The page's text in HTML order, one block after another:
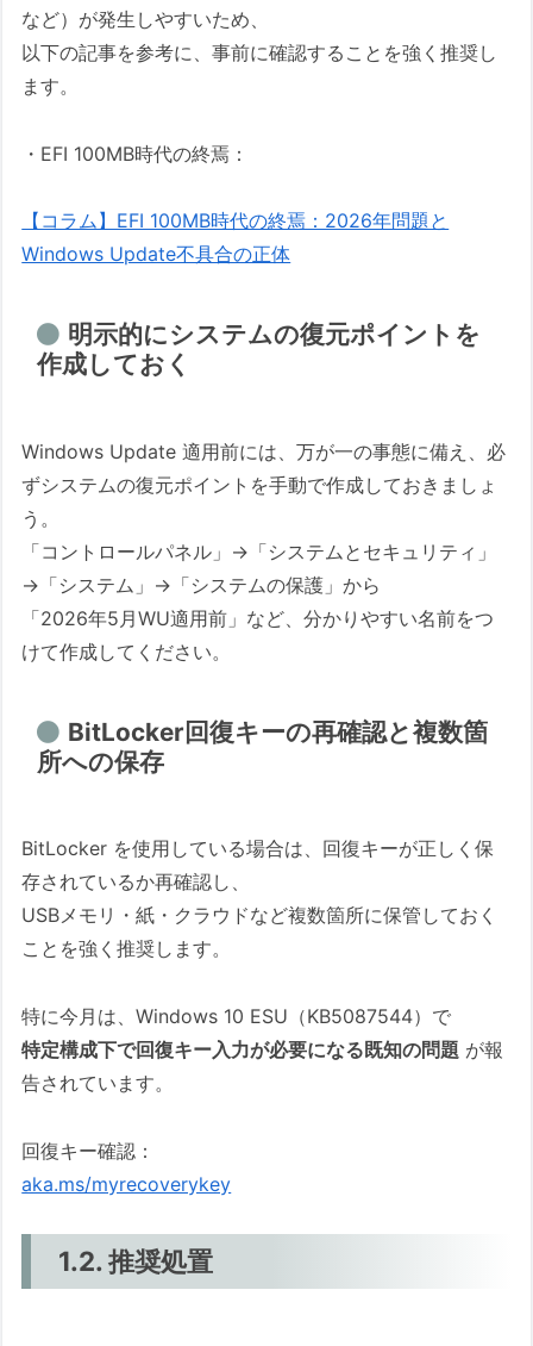
など）が発生しやすいため、
以下の記事を参考に、事前に確認することを強く推奨し
ます。
・EFI 100MB時代の終焉：
【コラム】EFI 100MB時代の終焉：2026年問題と
Windows Update不具合の正体
明示的にシステムの復元ポイントを
作成しておく
Windows Update 適用前には、万が一の事態に備え、必
ずシステムの復元ポイントを手動で作成しておきましょ
う。
「コントロールパネル」→「システムとセキュリティ」
→「システム」→「システムの保護」から
「2026年5月WU適用前」など、分かりやすい名前をつ
けて作成してください。
BitLocker回復キーの再確認と複数箇
所への保存
BitLocker を使用している場合は、回復キーが正しく保
存されているか再確認し、
USBメモリ・紙・クラウドなど複数箇所に保管しておく
ことを強く推奨します。
特に今月は、Windows 10 ESU（KB5087544）で
特定構成下で回復キー入力が必要になる既知の問題 が報
告されています。
回復キー確認：
aka.ms/myrecoverykey
1.2. 推奨処置